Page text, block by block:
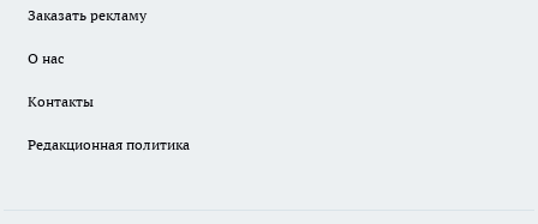
Заказать рекламу
О нас
Контакты
Редакционная политика